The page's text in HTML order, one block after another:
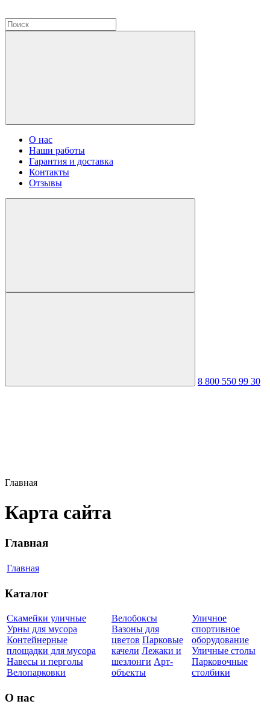
О нас
Наши работы
Гарантия и доставка
Контакты
Отзывы
8 800 550 99 30
Главная
Карта сайта
Главная
Главная
Каталог
Скамейки уличные
Урны для мусора
Контейнерные
площадки для мусора
Навесы и перголы
Велопарковки
Велобоксы
Вазоны для
цветов Парковые
качели Лежаки и
шезлонги Арт-
объекты
Уличное
спортивное
оборудование
Уличные столы
Парковочные
столбики
О нас